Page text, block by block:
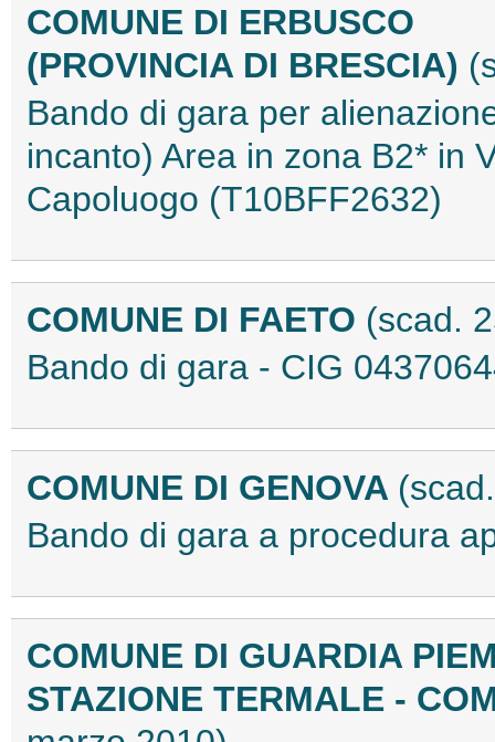
COMUNE DI ERBUSCO
(PROVINCIA DI BRESCIA)
Bando di gara per
incanto) Area in zona B2* in
Capoluogo (T10BFF2632)
COMUNE DI FAETO (scad.
Bando di gara - CIG
COMUNE DI GENOVA
Bando di gara a procedura
COMUNE DI GUARDIA
STAZIONE TERMALE -